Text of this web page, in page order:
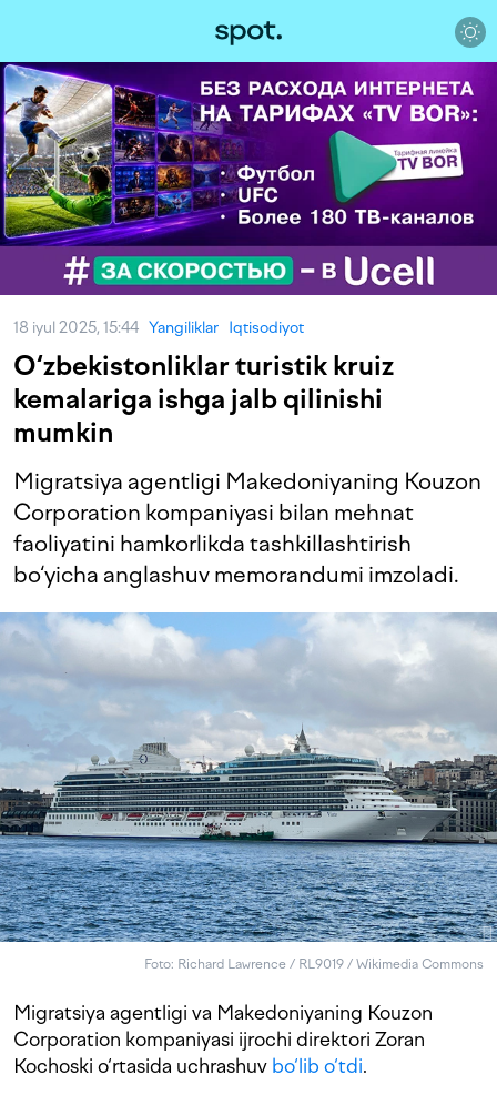
18 iyul 2025, 15:44 Yangiliklar Iqtisodiyot
O‘zbekistonliklar turistik kruiz
kemalariga ishga jalb qilinishi
mumkin
Migratsiya agentligi Makedoniyaning Kouzon
Corporation kompaniyasi bilan mehnat
faoliyatini hamkorlikda tashkillashtirish
bo‘yicha anglashuv memorandumi imzoladi.
Foto: Richard Lawrence / RL9019 / Wikimedia Commons
Migratsiya agentligi va Makedoniyaning Kouzon
Corporation kompaniyasi ijrochi direktori Zoran
Kochoski o‘rtasida uchrashuv bo‘lib o‘tdi.